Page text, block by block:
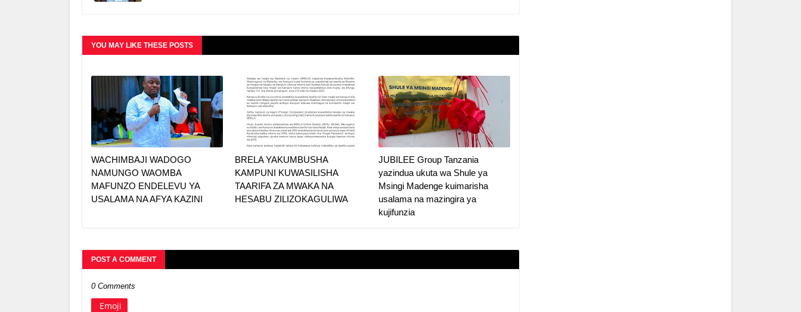
YOU MAY LIKE THESE POSTS
WACHIMBAJI WADOGO
NAMUNGO WAOMBA
MAFUNZO ENDELEVU YA
USALAMA NA AFYA KAZINI
BRELA YAKUMBUSHA
KAMPUNI KUWASILISHA
TAARIFA ZA MWAKA NA
HESABU ZILIZOKAGULIWA
JUBILEE Group Tanzania
yazindua ukuta wa Shule ya
Msingi Madenge kuimarisha
usalama na mazingira ya
kujifunzia
POST A COMMENT
0 Comments
Emoji